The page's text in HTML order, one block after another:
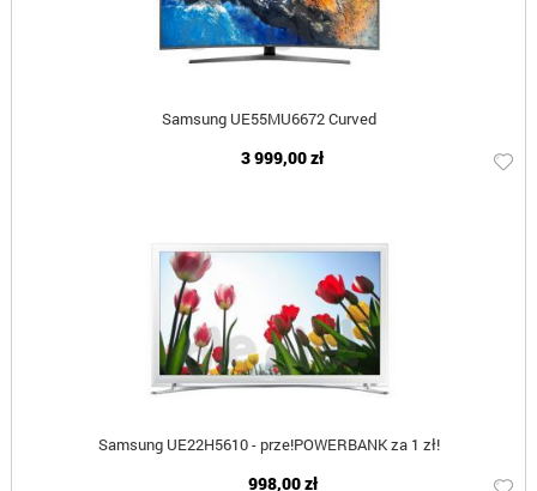
Samsung UE55MU6672 Curved
3 999,00 zł
Samsung UE22H5610 - prze!POWERBANK za 1 zł!
998,00 zł